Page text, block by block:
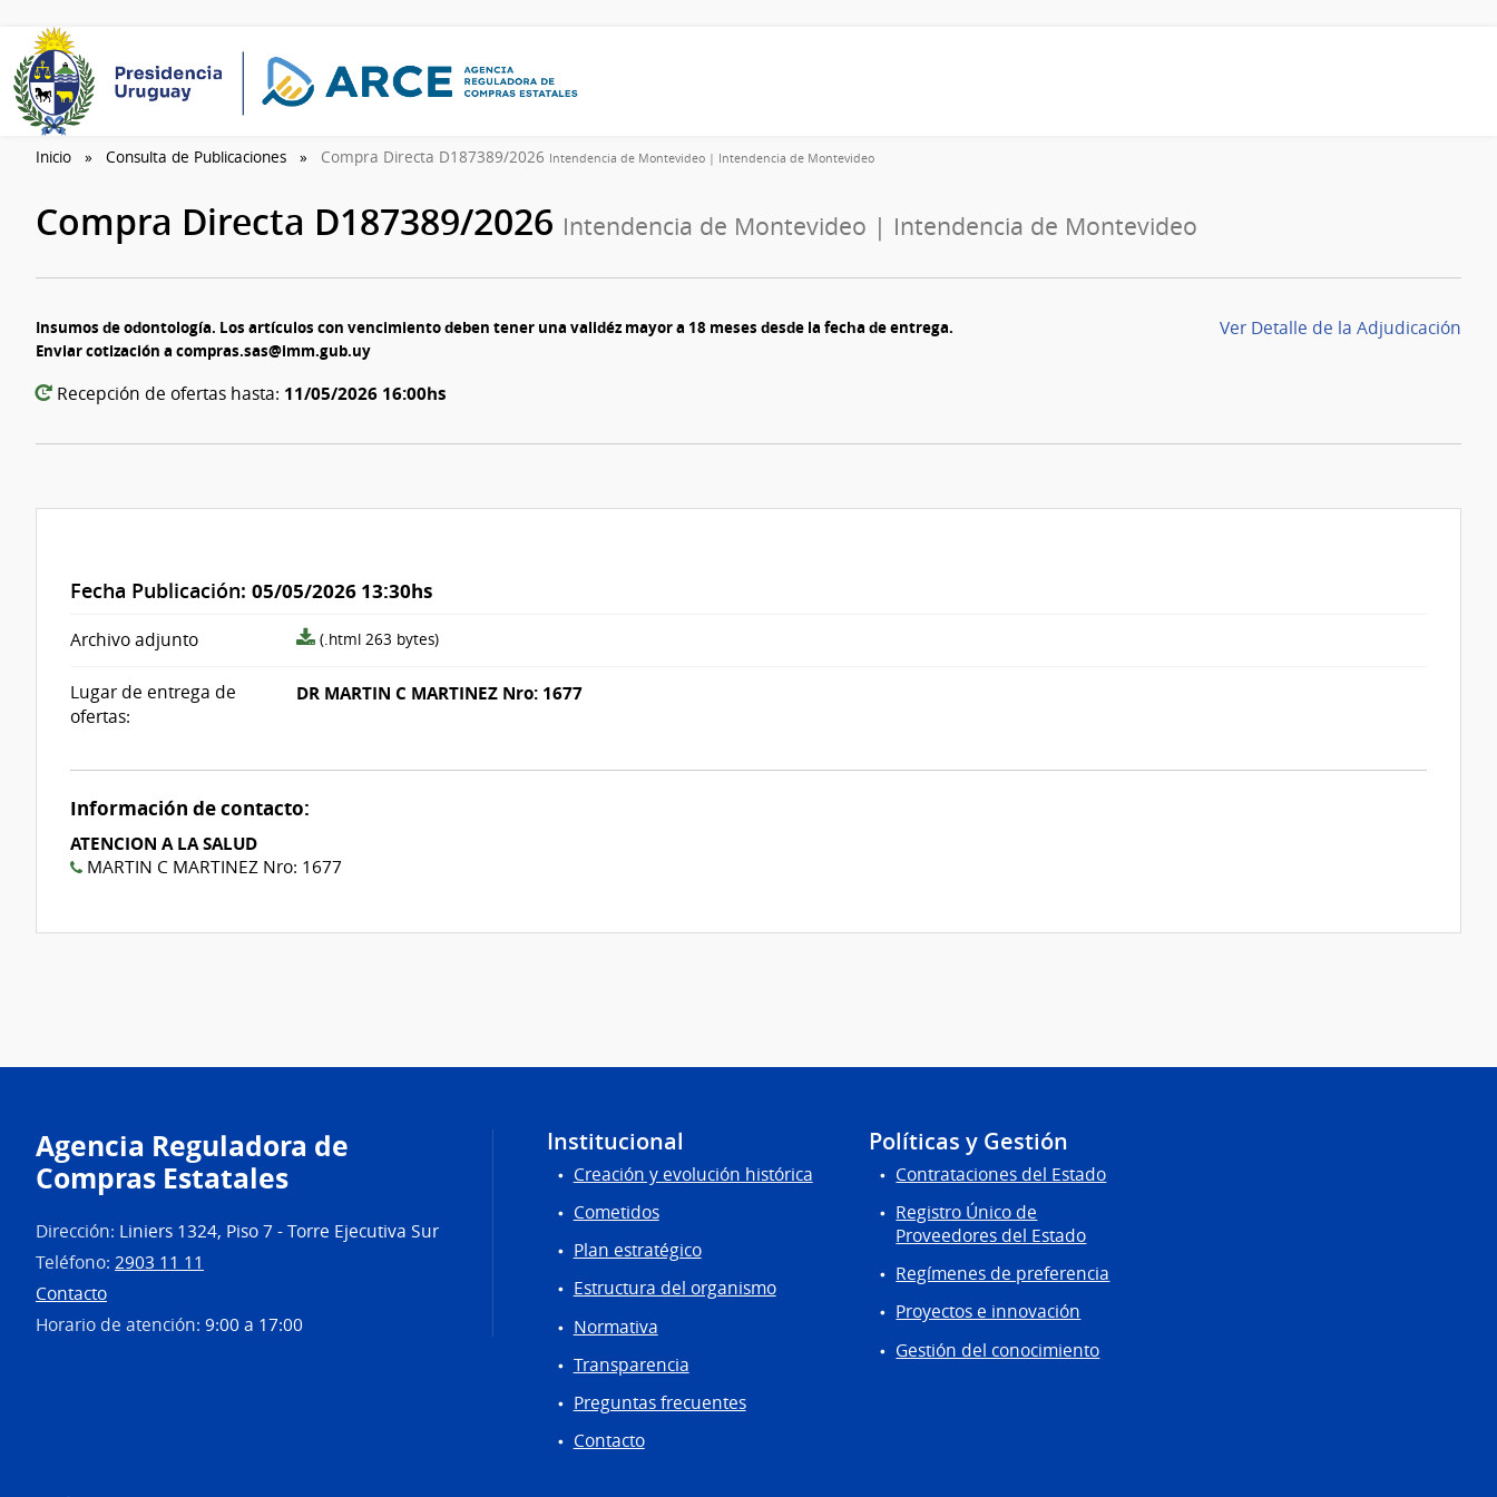
Inicio Consulta de Publicaciones Compra Directa D187389/2026 Intendencia de Montevideo | Intendencia de Montevideo
Compra Directa D187389/2026 Intendencia de Montevideo | Intendencia de Montevideo
Insumos de odontología. Los artículos con vencimiento deben tener una validéz mayor a 18 meses desde la fecha de entrega.
Enviar cotización a compras.sas@imm.gub.uy
Recepción de ofertas hasta: 11/05/2026 16:00hs
Ver Detalle de la Adjudicación
Fecha Publicación: 05/05/2026 13:30hs
Archivo adjunto
archivo
(.html 263 bytes)
Lugar de entrega de
ofertas:
DR MARTIN C MARTINEZ Nro: 1677
Información de contacto:
ATENCION A LA SALUD
MARTIN C MARTINEZ Nro: 1677
Agencia Reguladora de
Compras Estatales
Dirección: Liniers 1324, Piso 7 - Torre Ejecutiva Sur
Teléfono: 2903 11 11
Contacto
Horario de atención: 9:00 a 17:00
Institucional
Creación y evolución histórica
Cometidos
Plan estratégico
Estructura del organismo
Normativa
Transparencia
Preguntas frecuentes
Contacto
Políticas y Gestión
Contrataciones del Estado
Registro Único de
Proveedores del Estado
Regímenes de preferencia
Proyectos e innovación
Gestión del conocimiento